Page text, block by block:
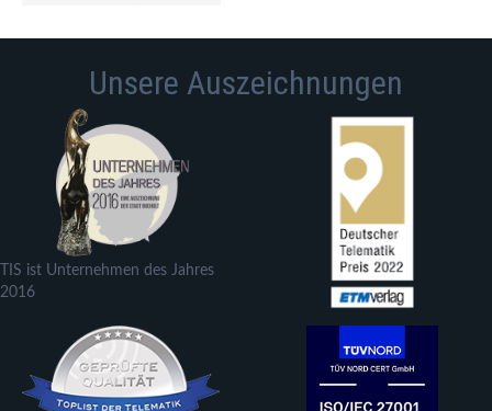
Unsere Auszeichnungen
TIS ist Unternehmen des Jahres
2016